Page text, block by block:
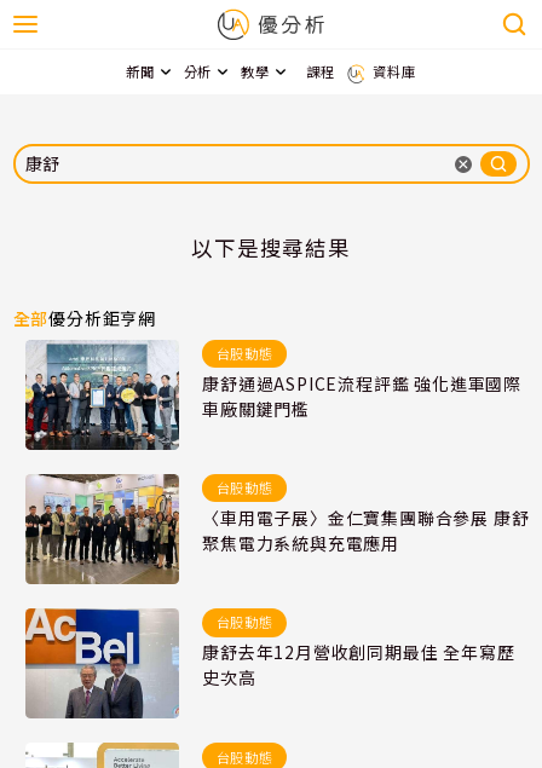
新聞 分析 教學 課程 資料庫
以下是搜尋結果
全部優分析鉅亨網
台股動態
康舒通過ASPICE流程評鑑 強化進軍國際
車廠關鍵門檻
台股動態
〈車用電子展〉金仁寶集團聯合參展 康舒
聚焦電力系統與充電應用
台股動態
康舒去年12月營收創同期最佳 全年寫歷
史次高
台股動態